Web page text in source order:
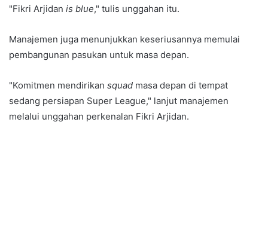
"Fikri Arjidan is blue," tulis unggahan itu.
Manajemen juga menunjukkan keseriusannya memulai
pembangunan pasukan untuk masa depan.
"Komitmen mendirikan squad masa depan di tempat
sedang persiapan Super League," lanjut manajemen
melalui unggahan perkenalan Fikri Arjidan.